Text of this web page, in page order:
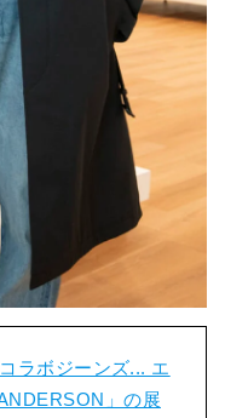
ラボジーンズ... エ
」の展